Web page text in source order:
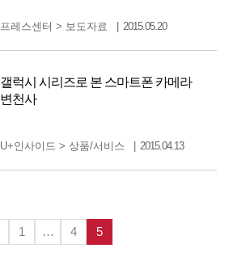
프레스센터 > 보도자료 2015.05.20
갤럭시 시리즈로 본 스마트폰 카메라
변천사
U+인사이드 >상품/서비스 2015.04.13
1 … 4 5